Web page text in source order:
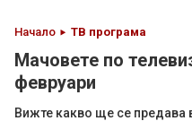
Начало ТВ програма
Мачовете по
февруари
Вижте какво ще се предава